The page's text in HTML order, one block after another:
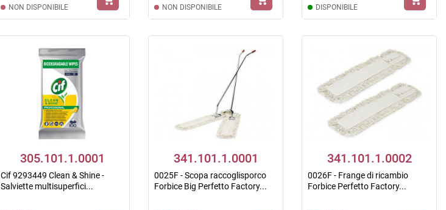
NON DISPONIBILE NON DISPONIBILE DISPONIBILE
305.101.1.0001
Cif 9293449 Clean & Shine -
Salviette multisuperfici...
341.101.1.0001
0025F - Scopa raccoglisporco
Forbice Big Perfetto Factory...
341.101.1.0002
0026F - Frange di ricambio
Forbice Perfetto Factory...